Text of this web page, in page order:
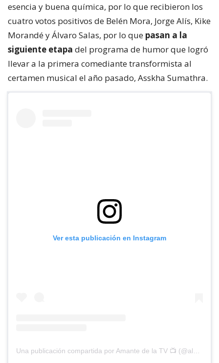
esencia y buena química, por lo que recibieron los
cuatro votos positivos de Belén Mora, Jorge Alís, Kike
Morandé y Álvaro Salas, por lo que pasan a la
siguiente etapa del programa de humor que logró
llevar a la primera comediante transformista al
certamen musical el año pasado, Asskha Sumathra.
Ver esta publicación en Instagram